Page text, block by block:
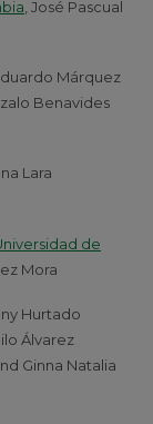
, José Pascual
Márquez
Benavides
Lara
de
Mora
Hurtado
Álvarez
Ginna Natalia